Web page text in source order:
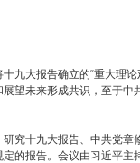
九大报告确立的“重大理
望未来形成共识，至于中
究十九大报告、中共党章
的报告。会议由习近平主